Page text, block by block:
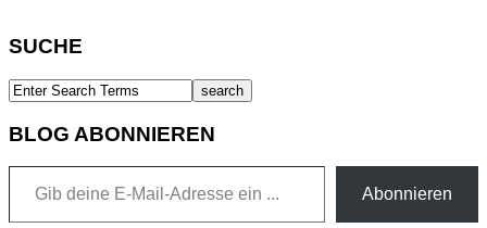
SUCHE
BLOG ABONNIEREN
Gib deine E-Mail-Adresse ein ...
Abonnieren